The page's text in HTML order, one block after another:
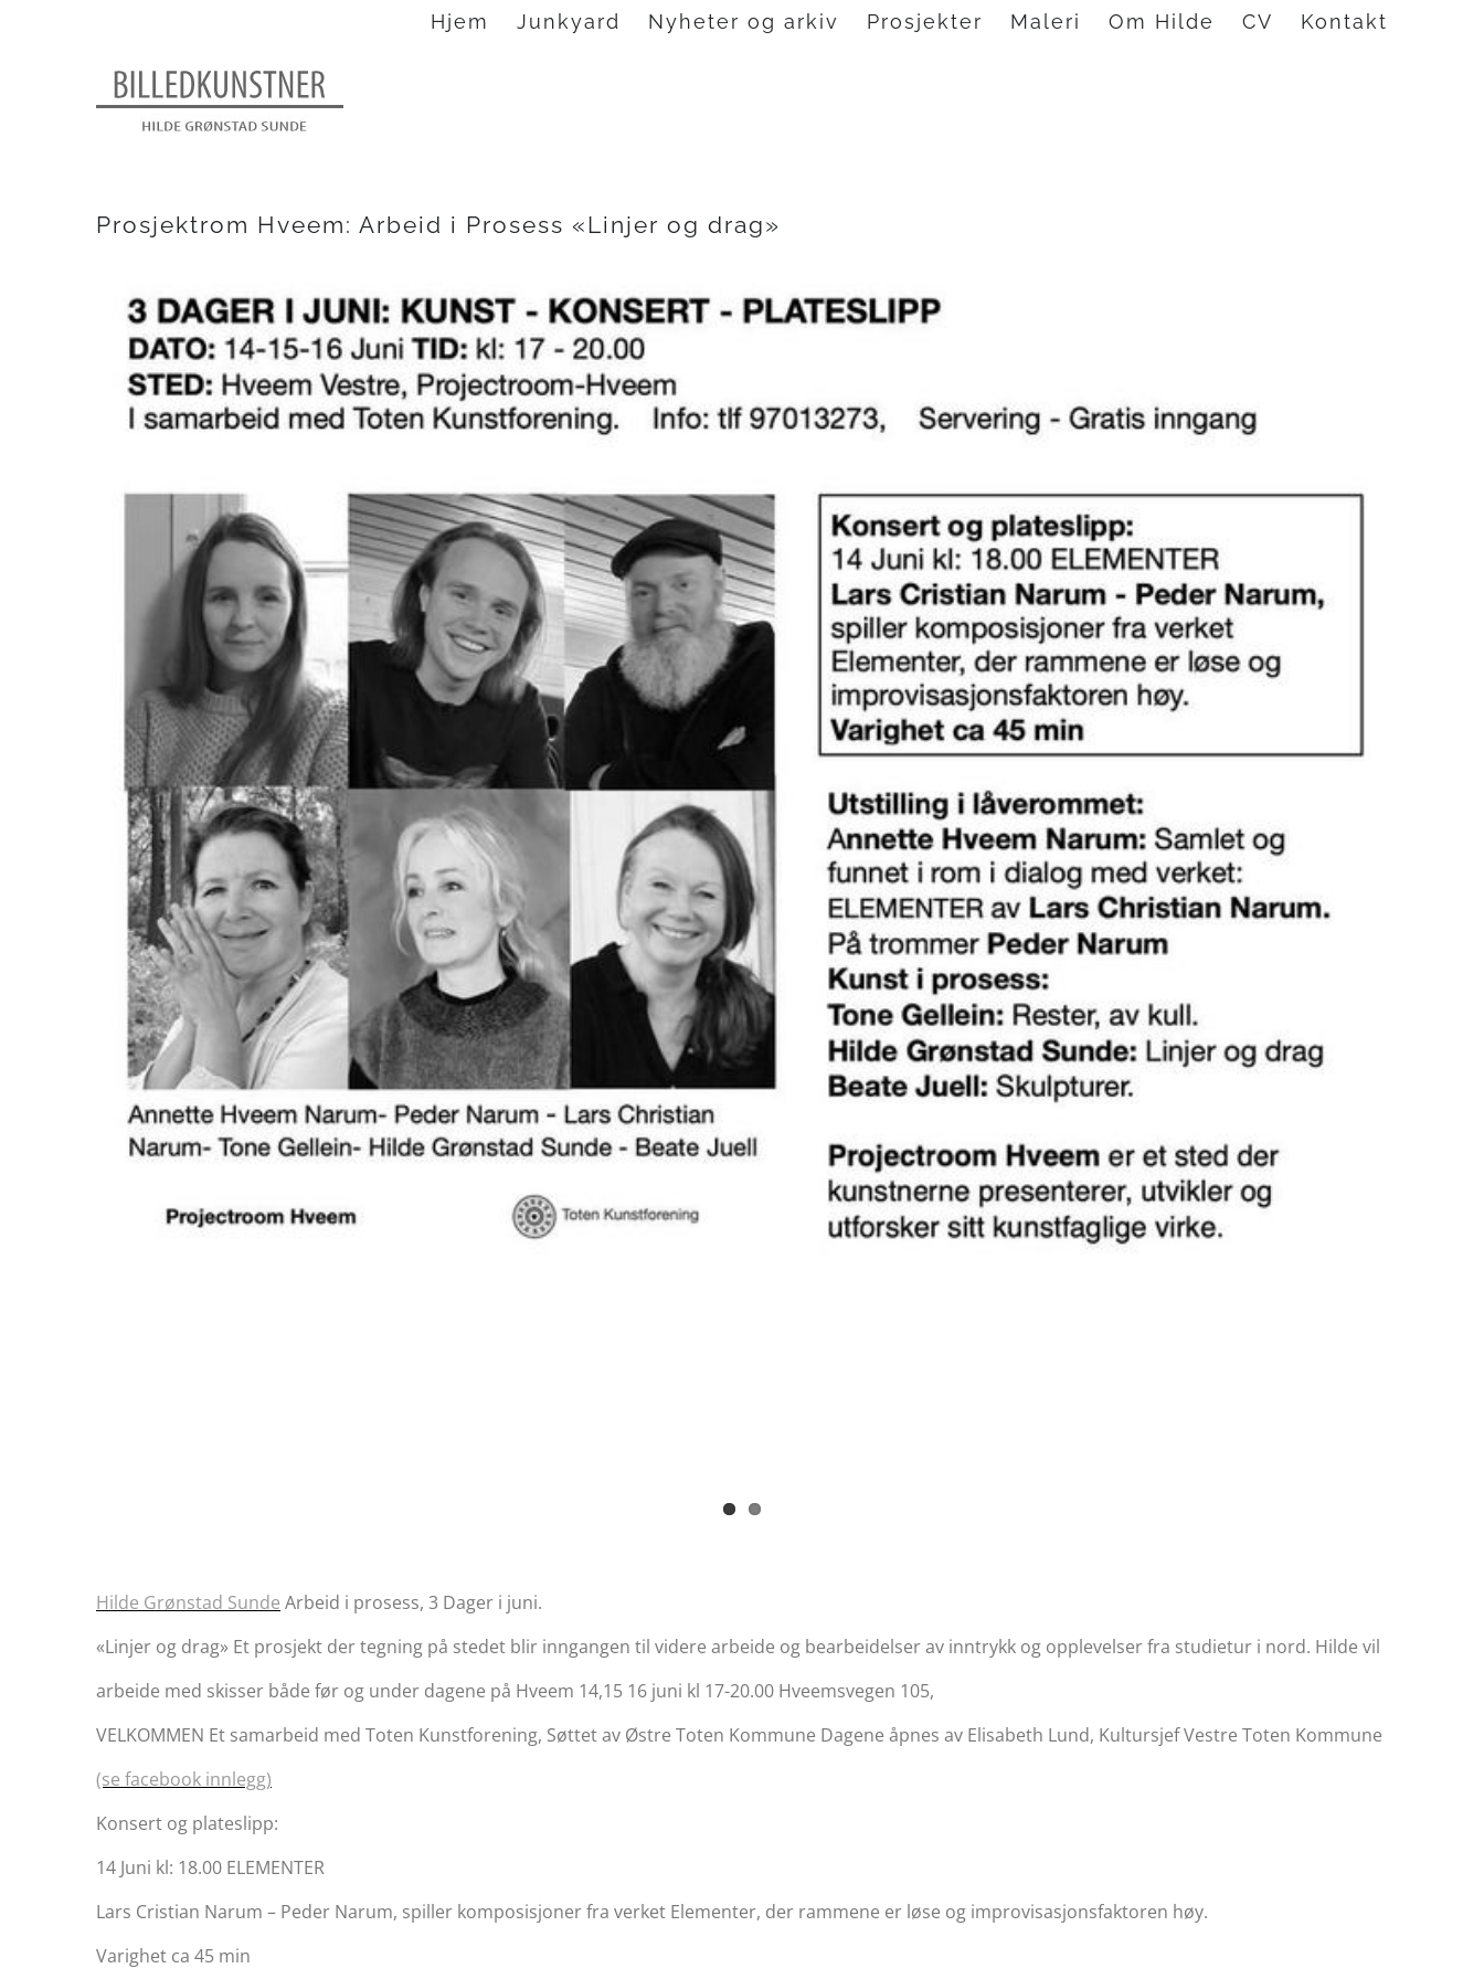
Hjem Junkyard Nyheter og arkiv Prosjekter Maleri Om Hilde CV Kontakt
Prosjektrom Hveem: Arbeid i Prosess «Linjer og drag»
Larger
Image
Hilde Grønstad Sunde Arbeid i prosess, 3 Dager i juni.
«Linjer og drag» Et prosjekt der tegning på stedet blir inngangen til videre arbeide og bearbeidelser av inntrykk og opplevelser fra studietur i nord. Hilde vil
arbeide med skisser både før og under dagene på Hveem 14,15 16 juni kl 17-20.00 Hveemsvegen 105,
VELKOMMEN Et samarbeid med Toten Kunstforening, Søttet av Østre Toten Kommune Dagene åpnes av Elisabeth Lund, Kultursjef Vestre Toten Kommune
(se facebook innlegg)
Konsert og plateslipp:
14 Juni kl: 18.00 ELEMENTER
Lars Cristian Narum – Peder Narum, spiller komposisjoner fra verket Elementer, der rammene er løse og improvisasjonsfaktoren høy.
Varighet ca 45 min